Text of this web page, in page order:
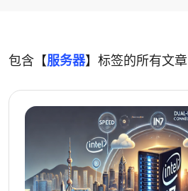
包含【服务器】标签的所有文章